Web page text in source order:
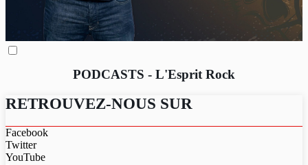
PODCASTS - L'Esprit Rock
RETROUVEZ-NOUS SUR
Facebook
Twitter
YouTube